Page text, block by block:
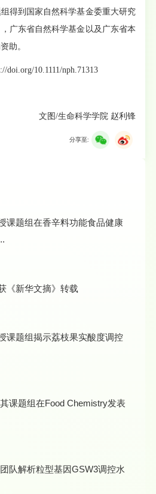
得到国家自然科学基金委重大研究
广东省自然科学基金以及广东省本
助。
doi.org/10.1111/nph.71313
文图/生命科学学院 赵利锋
分享至:
课题组在香辛料功能食品健康
《新华文摘》转载
课题组揭示荔枝果实酸度调控
课题组在Food Chemistry发表
队解析粒型基因GSW3调控水